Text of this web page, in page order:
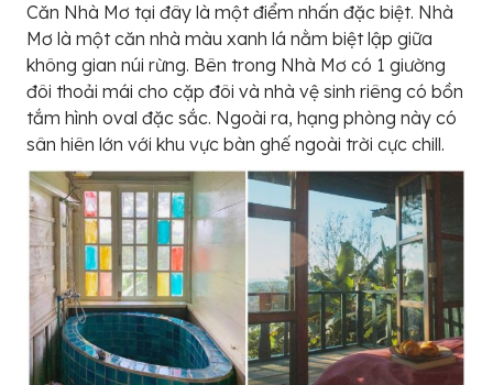
Căn Nhà Mơ tại đây là một điểm nhấn đặc biệt. Nhà
Mơ là một căn nhà màu xanh lá nằm biệt lập giữa
không gian núi rừng. Bên trong Nhà Mơ có 1 giường
đôi thoải mái cho cặp đôi và nhà vệ sinh riêng có bồn
tắm hình oval đặc sắc. Ngoài ra, hạng phòng này có
sân hiên lớn với khu vực bàn ghế ngoài trời cực chill.